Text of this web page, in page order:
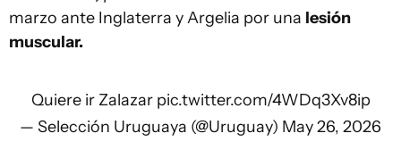
marzo ante Inglaterra y Argelia por una lesión
muscular.
Quiere ir Zalazar pic.twitter.com/4WDq3Xv8ip
— Selección Uruguaya (@Uruguay) May 26, 2026